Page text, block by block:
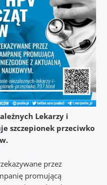
Lekarzy i
szczepionek przeciwko
przez
promującą